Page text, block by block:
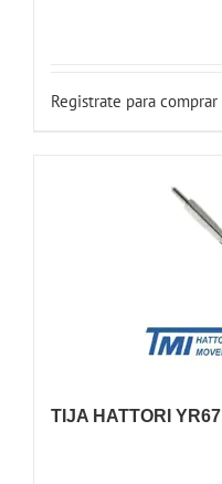
Registrate para comprar
TIJA HATTORI YR67